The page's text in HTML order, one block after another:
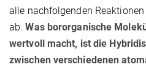
alle nachfolgenden
ab.Was bororganische
wertvoll macht, ist die
zwischen verschiedenen